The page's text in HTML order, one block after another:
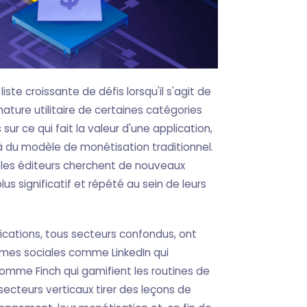
croissante de défis lorsqu'il s'agit de
utilitaire de certaines catégories
ce qui fait la valeur d'une application,
modèle de monétisation traditionnel.
éditeurs cherchent de nouveaux
significatif et répété au sein de leurs
tous secteurs confondus, ont
sociales comme LinkedIn qui
Finch qui gamifient les routines de
verticaux tirer des leçons de